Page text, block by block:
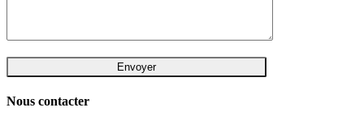
Nous contacter